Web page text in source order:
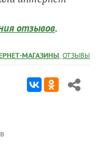
отзывов.
МАГАЗИНЫ, ОТЗЫВЫ